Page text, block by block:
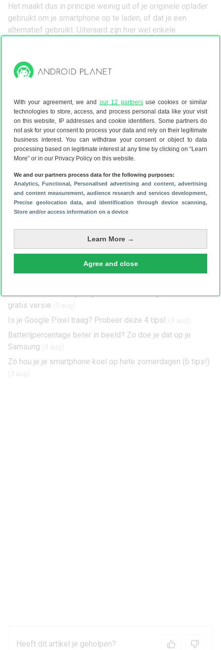
With your agreement, we and our 12 partnersuse cookies or similar
technologies to store, access, and process personal data like your visit
on this website, IP addresses and cookie identifiers. Some partners do
not ask for your consent to process your data and rely on their legitimate
business interest. You can withdraw your consent or object to data
processing based on legitimate interest at any time by clicking on “Learn
More” or in our Privacy Policy on this website.
We and our partners process data for the following purposes:
Analytics, Functional, Personalised advertising and content, advertising
and content measurement, audience research and services development,
Precise geolocation data, and identification through device scanning,
Store and/or access information on a device
Learn More →
Agree and close
Het maakt dus in principe weinig uit of je originele oplader
gebruikt om je smartphone op te laden, of dat je een
alternatief gebruikt. Uiteraard zijn hier wel enkele
kwaliteitseisen voldoet. Dit is zeker bij oude adapters
allerminst een zekerheid.
Verder zijn er enkele uitzonderingen op de vuistregel
(stroom = stroom).OnePlusgebruikt bijvoorbeeld een
speciale snellaadtechniek, genaamd Warp Charge, voor het
opladen van haar telefoons. De OnePlus 13 kun je dus het
best opladen met de bijgeleverde adapter (of in ieder geval
officieel ondersteunde adapter), want de QuickCharge-
techniek wijkt af van de geldende conventies.
Al met al kan het dus geen kwaad om onoriginele opladers
te gebruiken. Of dit ook de optimale manier van opladen is,
het wattage van je telefoon en de oplader. Zo zie je maar: er
gaat een wereld schuil achter iets ogenschijnlijks simpels
als het opladen van een telefoon.
Dit is hoe je je Samsung iets leuks laat zeggen bij het
Geen zin om voor Spotify te betalen? 4 trucjes voor de
gratis versie
Is je Google Pixel traag? Probeer deze 4 tips!
Batterijpercentage beter in beeld? Zo doe je dat op je
Samsung
Zó hou je je smartphone koel op hete zomerdagen (6 tips!)
Heeft dit artikel je geholpen?